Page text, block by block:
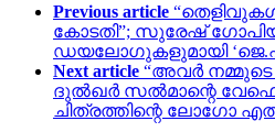
Previous article
കോടതി”; സുരേഷ്
ഡയലോഗുകളുമായി
Next article “അവർ നമ്മുടെ
ദുൽഖർ സൽമാന്റെ
ചിത്രത്തിന്റെ ലോഗോ